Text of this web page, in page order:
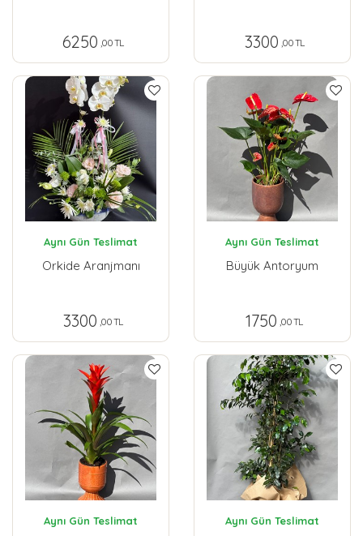
6250 ,00 TL 3300 ,00 TL
Aynı Gün Teslimat
Orkide Aranjmanı
3300 ,00 TL
Aynı Gün Teslimat
Büyük Antoryum
1750 ,00 TL
Aynı Gün Teslimat Aynı Gün Teslimat